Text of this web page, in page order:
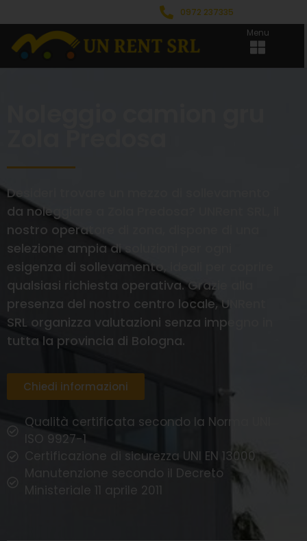
0972 237335
Menu
Desideri trovare un mezzo di sollevamento
da noleggiare a Zola Predosa? UNRent SRL, il
nostro operatore di zona, dispone di una
selezione ampia di soluzioni per ogni
esigenza di sollevamento, ideali per coprire
qualsiasi richiesta operativa. Grazie alla
presenza del nostro centro locale, UNRent
SRL organizza valutazioni senza impegno in
tutta la provincia di Bologna.
Chiedi informazioni
Qualità certificata secondo la Norma UNI
ISO 9927-1
Certificazione di sicurezza UNI EN 13000
Manutenzione secondo il Decreto
Ministeriale 11 aprile 2011